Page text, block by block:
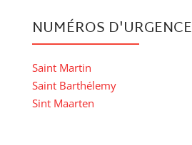
NUMÉROS D'URGENCE
Saint Martin
Saint Barthélemy
Sint Maarten